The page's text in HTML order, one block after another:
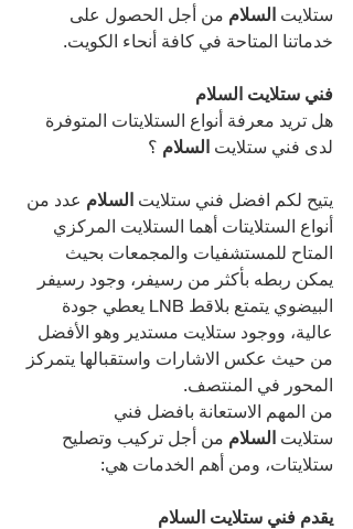
ستلايت السلام من أجل الحصول على
خدماتنا المتاحة في كافة أنحاء الكويت.
فني ستلايت السلام
هل تريد معرفة أنواع الستلايتات المتوفرة
لدى فني ستلايت السلام ؟
يتيح لكم افضل فني ستلايت السلام عدد من
أنواع الستلايتات أهما الستلايت المركزي
المتاح للمستشفيات والمجمعات بحيث
يمكن ربطه بأكثر من رسيفر، وجود رسيفر
البيضوي يتمتع بلاقط LNB يعطي جودة
عالية، ووجود ستلايت مستدير وهو الأفضل
من حيث عكس الاشارات واستقبالها يتمركز
المحور في المنتصف.
من المهم الاستعانة بافضل فني
ستلايت السلام من أجل تركيب وتصليح
ستلايتات، ومن أهم الخدمات هي:
يقدم فني ستلايت السلام